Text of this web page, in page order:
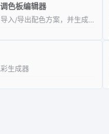
色板编辑器
创建色彩调色板、导入/导出配色方案，并生成协调的 UI 配色
生成器